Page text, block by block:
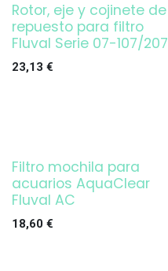
Rotor, eje y cojinete de
repuesto para filtro
Fluval Serie 07-107/207
23,13 €
¡OFERTA!
Filtro mochila para
acuarios AquaClear
Fluval AC
18,60 €